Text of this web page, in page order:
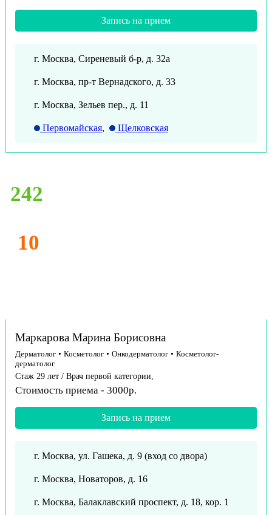
Запись на прием
г. Москва, Сиреневый б-р, д. 32а
г. Москва, пр-т Вернадского, д. 33
г. Москва, Зельев пер., д. 11
Первомайская, Щелковская
242
10
Маркарова Марина Борисовна
Дерматолог • Косметолог • Онкодерматолог • Косметолог-
дерматолог
Стаж 29 лет / Врач первой категории,
Стоимость приема - 3000р.
Запись на прием
г. Москва, ул. Гашека, д. 9 (вход со двора)
г. Москва, Новаторов, д. 16
г. Москва, Балаклавский проспект, д. 18, кор. 1